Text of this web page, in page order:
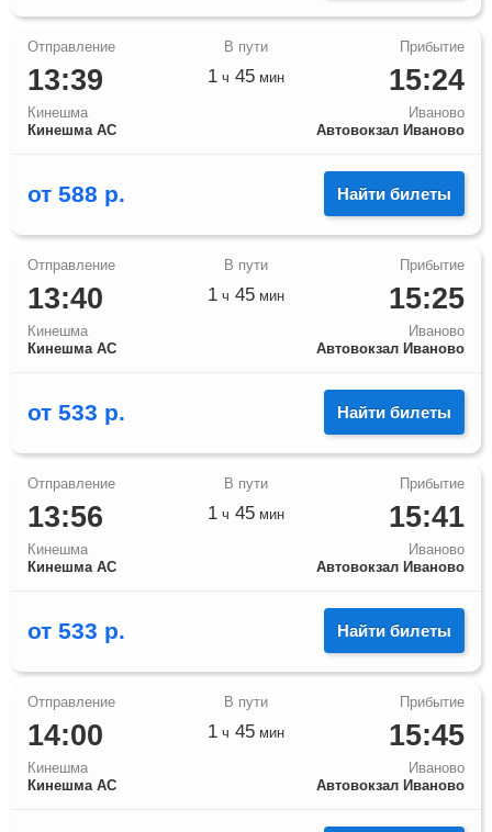
13:39
Кинешма
Кинешма АС
15:24
Иваново
Автовокзал Иваново
1 ч 45 мин
от 588 р. Найти билеты
13:40
Кинешма
Кинешма АС
15:25
Иваново
Автовокзал Иваново
1 ч 45 мин
от 533 р. Найти билеты
13:56
Кинешма
Кинешма АС
15:41
Иваново
Автовокзал Иваново
1 ч 45 мин
от 533 р. Найти билеты
14:00
Кинешма
Кинешма АС
15:45
Иваново
Автовокзал Иваново
1 ч 45 мин